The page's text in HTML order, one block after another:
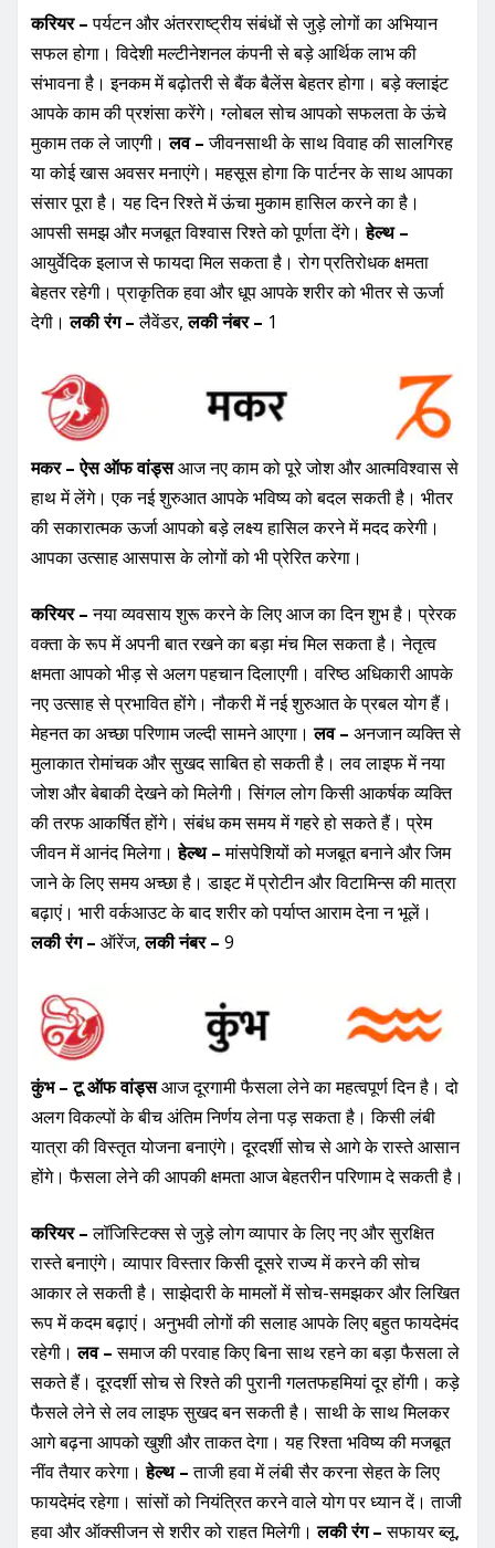
करियर –पर्यटन और अंतरराष्ट्रीय संबंधों से जुड़े लोगों का अभियान
सफल होगा। विदेशी मल्टीनेशनल कंपनी से बड़े आर्थिक लाभ की
संभावना है। इनकम में बढ़ोतरी से बैंक बैलेंस बेहतर होगा। बड़े क्लाइंट
आपके काम की प्रशंसा करेंगे। ग्लोबल सोच आपको सफलता के ऊंचे
मुकाम तक ले जाएगी।लव –जीवनसाथी के साथ विवाह की सालगिरह
या कोई खास अवसर मनाएंगे। महसूस होगा कि पार्टनर के साथ आपका
संसार पूरा है। यह दिन रिश्ते में ऊंचा मुकाम हासिल करने का है।
आपसी समझ और मजबूत विश्वास रिश्ते को पूर्णता देंगे।हेल्थ –
आयुर्वेदिक इलाज से फायदा मिल सकता है। रोग प्रतिरोधक क्षमता
बेहतर रहेगी। प्राकृतिक हवा और धूप आपके शरीर को भीतर से ऊर्जा
देगी।लकी रंग –लैवेंडर,लकी नंबर – 1
मकर – ऐस ऑफ वांड्सआज नए काम को पूरे जोश और आत्मविश्वास से
हाथ में लेंगे। एक नई शुरुआत आपके भविष्य को बदल सकती है। भीतर
की सकारात्मक ऊर्जा आपको बड़े लक्ष्य हासिल करने में मदद करेगी।
आपका उत्साह आसपास के लोगों को भी प्रेरित करेगा।
करियर –नया व्यवसाय शुरू करने के लिए आज का दिन शुभ है। प्रेरक
वक्ता के रूप में अपनी बात रखने का बड़ा मंच मिल सकता है। नेतृत्व
क्षमता आपको भीड़ से अलग पहचान दिलाएगी। वरिष्ठ अधिकारी आपके
नए उत्साह से प्रभावित होंगे। नौकरी में नई शुरुआत के प्रबल योग हैं।
मेहनत का अच्छा परिणाम जल्दी सामने आएगा।लव – अनजान व्यक्ति से
मुलाकात रोमांचक और सुखद साबित हो सकती है। लव लाइफ में नया
जोश और बेबाकी देखने को मिलेगी। सिंगल लोग किसी आकर्षक व्यक्ति
की तरफ आकर्षित होंगे। संबंध कम समय में गहरे हो सकते हैं। प्रेम
जीवन में आनंद मिलेगा।हेल्थ –मांसपेशियों को मजबूत बनाने और जिम
जाने के लिए समय अच्छा है। डाइट में प्रोटीन और विटामिन्स की मात्रा
बढ़ाएं। भारी वर्कआउट के बाद शरीर को पर्याप्त आराम देना न भूलें।
लकी रंग – ऑरेंज,लकी नंबर – 9
कुंभ – टू ऑफ वांड्सआज दूरगामी फैसला लेने का महत्वपूर्ण दिन है। दो
अलग विकल्पों के बीच अंतिम निर्णय लेना पड़ सकता है। किसी लंबी
यात्रा की विस्तृत योजना बनाएंगे। दूरदर्शी सोच से आगे के रास्ते आसान
होंगे। फैसला लेने की आपकी क्षमता आज बेहतरीन परिणाम दे सकती है।
करियर –लॉजिस्टिक्स से जुड़े लोग व्यापार के लिए नए और सुरक्षित
रास्ते बनाएंगे। व्यापार विस्तार किसी दूसरे राज्य में करने की सोच
आकार ले सकती है। साझेदारी के मामलों में सोच-समझकर और लिखित
रूप में कदम बढ़ाएं। अनुभवी लोगों की सलाह आपके लिए बहुत फायदेमंद
रहेगी।लव –समाज की परवाह किए बिना साथ रहने का बड़ा फैसला ले
सकते हैं। दूरदर्शी सोच से रिश्ते की पुरानी गलतफहमियां दूर होंगी। कड़े
फैसले लेने से लव लाइफ सुखद बन सकती है। साथी के साथ मिलकर
आगे बढ़ना आपको खुशी और ताकत देगा। यह रिश्ता भविष्य की मजबूत
नींव तैयार करेगा।हेल्थ –ताजी हवा में लंबी सैर करना सेहत के लिए
फायदेमंद रहेगा। सांसों को नियंत्रित करने वाले योग पर ध्यान दें। ताजी
हवा और ऑक्सीजन से शरीर को राहत मिलेगी।लकी रंग –सफायर ब्लू,